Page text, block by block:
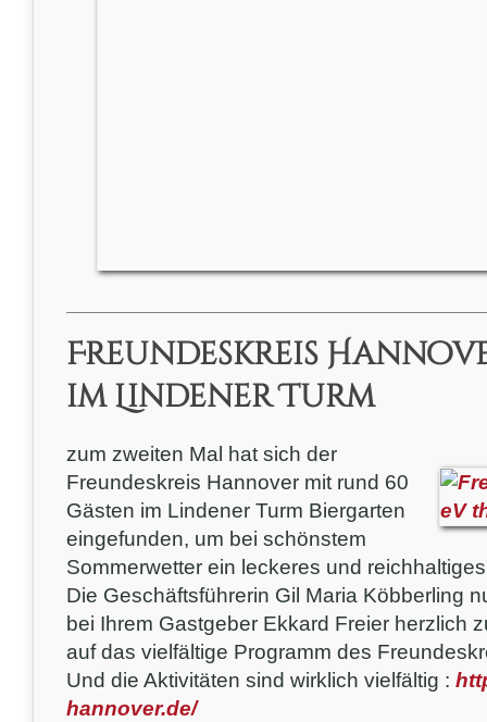
Freundeskreis
im Lindener Turm
zum zweiten Mal hat sich der
Freundeskreis Hannover mit rund 60
Gästen im Lindener Turm Biergarten
eingefunden, um bei schönstem
Sommerwetter ein leckeres und
Die Geschäftsführerin Gil Maria Köbberling
bei Ihrem Gastgeber Ekkard Freier herzlich
auf das vielfältige Programm des
Und die Aktivitäten sind wirklich vielfältig :
hannover.de/